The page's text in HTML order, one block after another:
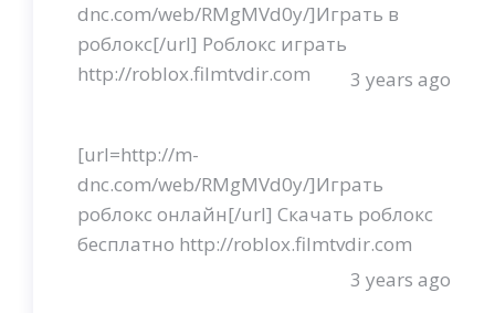
dnc.com/web/RMgMVd0y/]Играть в
роблокс[/url] Роблокс играть
http://roblox.filmtvdir.com
3 years ago
[url=http://m-
dnc.com/web/RMgMVd0y/]Играть
роблокс онлайн[/url] Скачать роблокс
бесплатно http://roblox.filmtvdir.com
3 years ago